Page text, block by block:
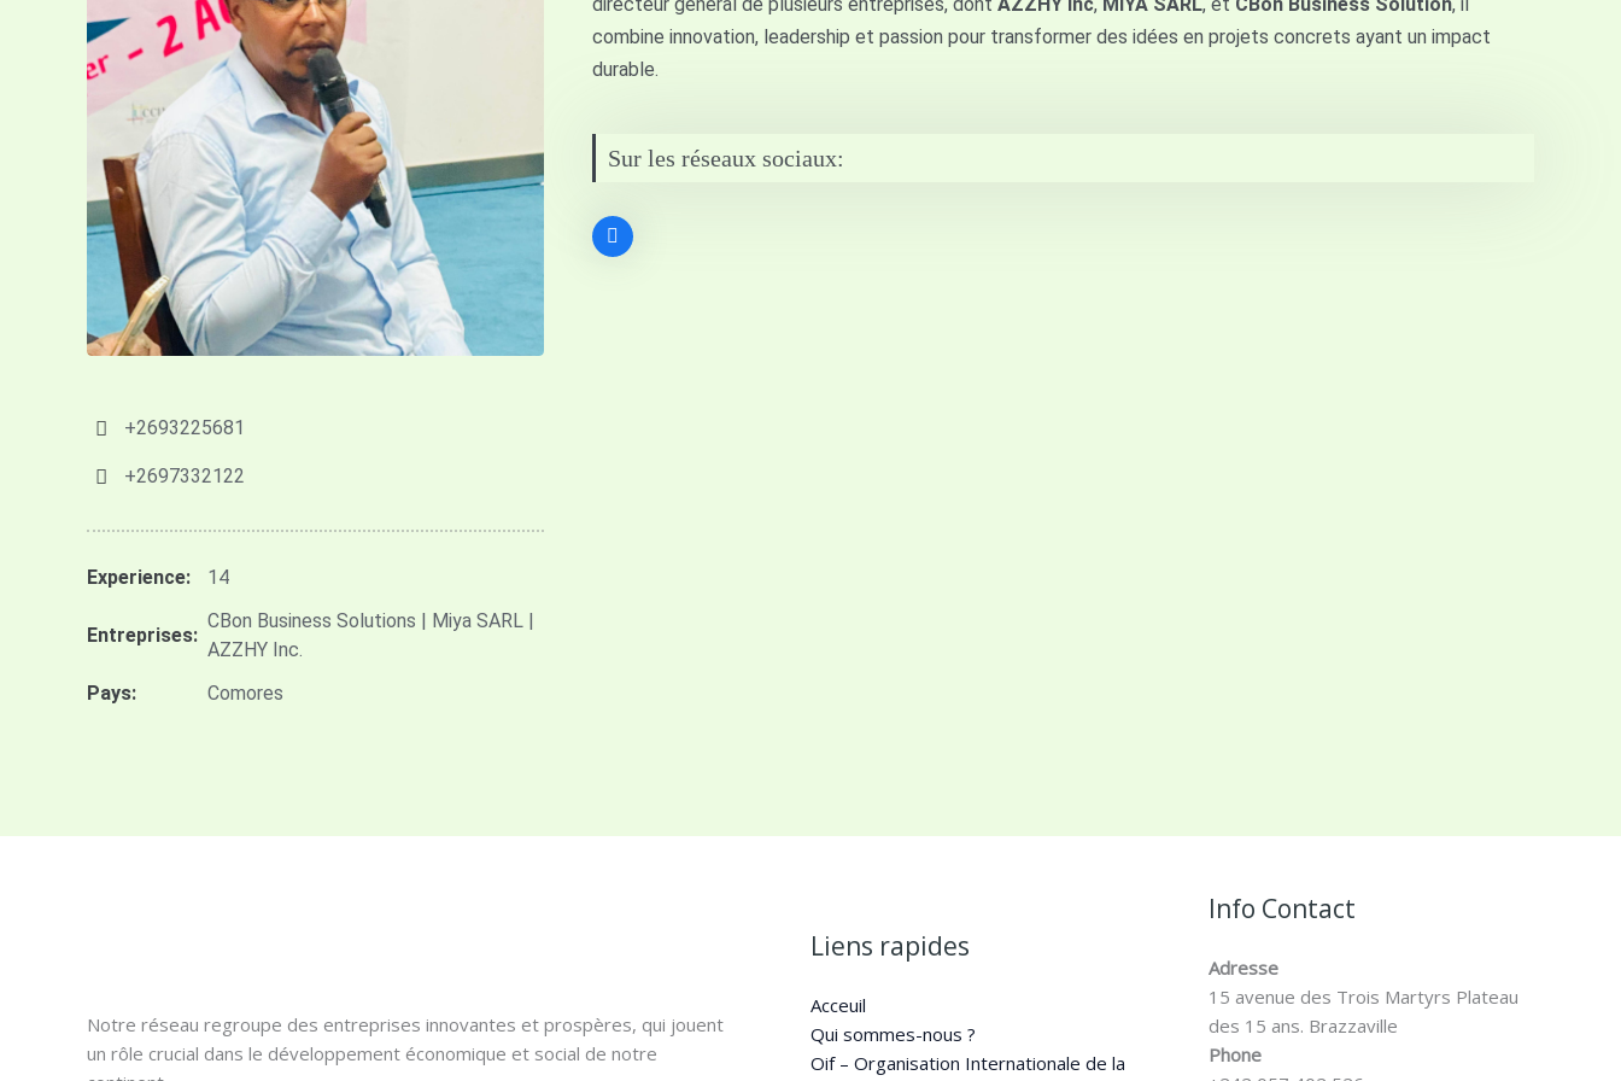
+2693225681
+2697332122
Experience: 14
Entreprises:
CBon Business Solutions | Miya SARL |
AZZHY Inc.
Pays:
Comores
combine innovation, leadership et passion pour transformer des idées en projets concrets ayant un impact
durable.
Sur les réseaux sociaux:
Notre réseau regroupe des entreprises innovantes et prospères, qui jouent
un rôle crucial dans le développement économique et social de notre
Liens rapides
Acceuil
Qui sommes-nous ?
Oif – Organisation Internationale de la
Info Contact
Adresse
15 avenue des Trois Martyrs Plateau
des 15 ans. Brazzaville
Phone